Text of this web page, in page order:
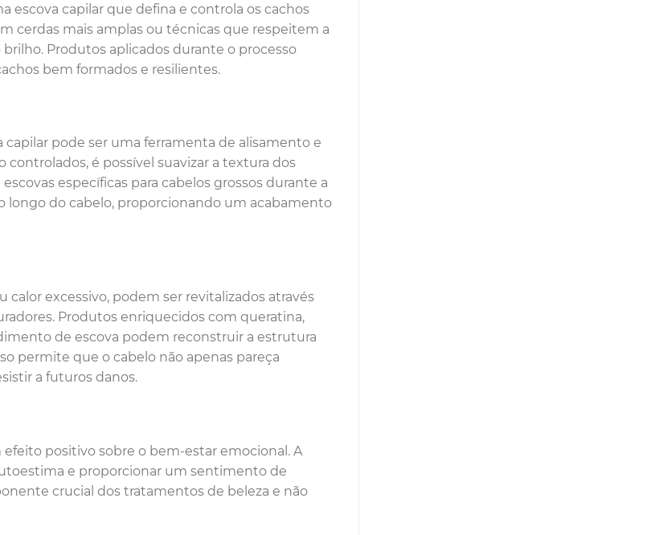
escova capilar que defina e controla os cachos
cerdas mais amplas ou técnicas que respeitem a
Produtos aplicados durante o processo
bem formados e resilientes.
capilar pode ser uma ferramenta de alisamento e
é possível suavizar a textura dos
específicas para cabelos grossos durante a
longo do cabelo, proporcionando um acabamento
excessivo, podem ser revitalizados através
Produtos enriquecidos com queratina,
de escova podem reconstruir a estrutura
permite que o cabelo não apenas pareça
a futuros danos.
positivo sobre o bem-estar emocional. A
e proporcionar um sentimento de
crucial dos tratamentos de beleza e não